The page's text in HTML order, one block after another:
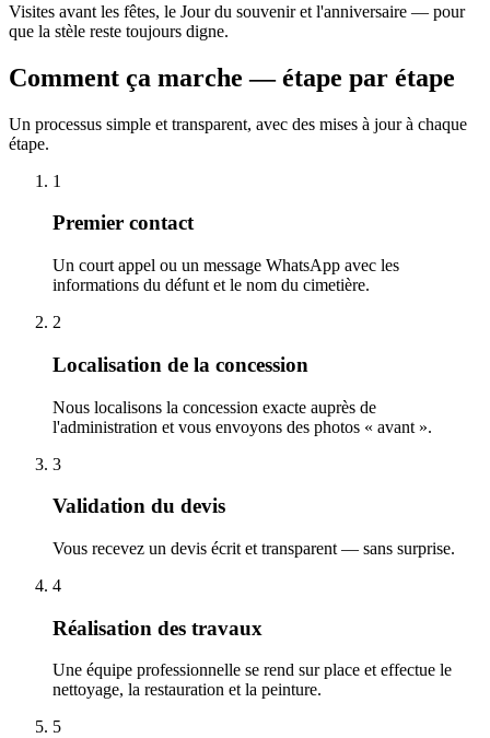
Visites avant les fêtes, le Jour du souvenir et l'anniversaire — pour
que la stèle reste toujours digne.
Comment ça marche — étape par étape
Un processus simple et transparent, avec des mises à jour à chaque
étape.
1
Premier contact
Un court appel ou un message WhatsApp avec les
informations du défunt et le nom du cimetière.
2
Localisation de la concession
Nous localisons la concession exacte auprès de
l'administration et vous envoyons des photos « avant ».
3
Validation du devis
Vous recevez un devis écrit et transparent — sans surprise.
4
Réalisation des travaux
Une équipe professionnelle se rend sur place et effectue le
nettoyage, la restauration et la peinture.
5